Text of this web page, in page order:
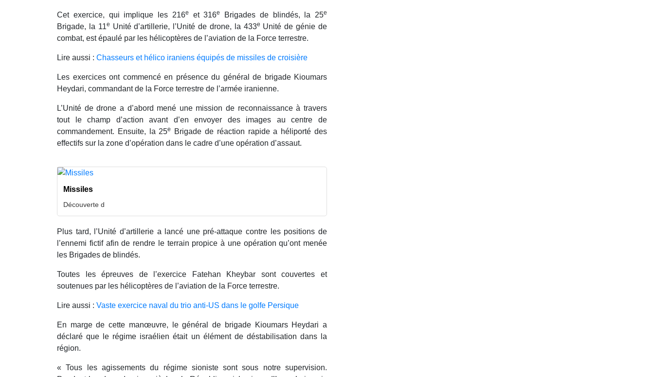
Cet exercice, qui implique les 216e et 316e Brigades de blindés, la 25e
Brigade, la 11e Unité d’artillerie, l’Unité de drone, la 433e Unité de génie de
combat, est épaulé par les hélicoptères de l’aviation de la Force terrestre.
Lire aussi : Chasseurs et hélico iraniens équipés de missiles de croisière
Les exercices ont commencé en présence du général de brigade Kioumars
Heydari, commandant de la Force terrestre de l’armée iranienne.
L’Unité de drone a d’abord mené une mission de reconnaissance à travers
tout le champ d’action avant d’en envoyer des images au centre de
commandement. Ensuite, la 25e
Brigade de réaction rapide a héliporté des
effectifs sur la zone d’opération dans le cadre d’une opération d’assaut.
Missiles
Découverte d
Plus tard, l’Unité d’artillerie a lancé une pré-attaque contre les positions de
l’ennemi fictif afin de rendre le terrain propice à une opération qu’ont menée
les Brigades de blindés.
Toutes les épreuves de l’exercice Fatehan Kheybar sont couvertes et
soutenues par les hélicoptères de l’aviation de la Force terrestre.
Lire aussi : Vaste exercice naval du trio anti-US dans le golfe Persique
En marge de cette manœuvre, le général de brigade Kioumars Heydari a
déclaré que le régime israélien était un élément de déstabilisation dans la
région.
« Tous les agissements du régime sioniste sont sous notre supervision.